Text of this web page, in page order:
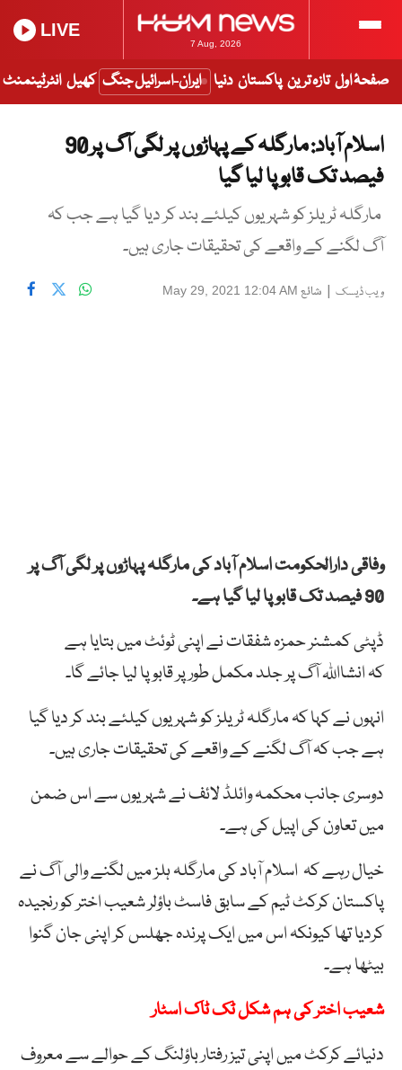
7 Aug, 2026
LIVE
صفحۂ اول تازہ ترین پاکستان دنیا ایران-اسرائیل جنگ کھیل انٹرٹینمنٹ
اسلام آباد: مارگلہ کے پہاڑوں پر لگی آگ پر 90
فیصد تک قابو پا لیا گیا
مارگلہ ٹریلز کو شہریوں کیلئے بند کر دیا گیا ہے جب کہ
آگ لگنے کے واقعے کی تحقیقات جاری ہیں۔
ویب ڈیسک | شائع May 29, 2021 12:04 AM
وفاقی دارالحکومت اسلام آباد کی مارگلہ پہاڑوں پر لگی آگ پر
90 فیصد تک قابو پا لیا گیا ہے۔
ڈپٹی کمشنر حمزہ شفقات نے اپنی ٹوئٹ میں بتایا ہے
کہ انشااللہ آگ پر جلد مکمل طور پر قابو پا لیا جائے گا۔
انہوں نے کہا کہ مارگلہ ٹریلز کو شہریوں کیلئے بند کر دیا گیا
ہے جب کہ آگ لگنے کے واقعے کی تحقیقات جاری ہیں۔
دوسری جانب محکمہ وائلڈ لائف نے شہریوں سے اس ضمن
میں تعاون کی اپیل کی ہے۔
خیال رہے کہ اسلام آباد کی مارگلہ ہلز میں لگنے والی آگ نے
پاکستان کرکٹ ٹیم کے سابق فاسٹ باؤلر شعیب اختر کو رنجیدہ
کردیا تھا کیونکہ اس میں ایک پرندہ جھلس کر اپنی جان گنوا
بیٹھا ہے۔
شعیب اختر کی ہم شکل ٹک ٹاک اسٹار
دنیائے کرکٹ میں اپنی تیز رفتار باؤلنگ کے حوالے سے معروف